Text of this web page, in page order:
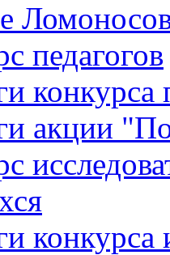
педагогов
конкурса
акции
конкурса